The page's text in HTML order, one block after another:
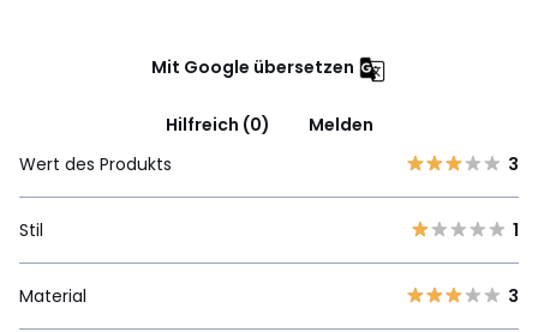
Mit Google übersetzen
Hilfreich (0)
Melden
Wert des Produkts
3
Stil 1
Material 3